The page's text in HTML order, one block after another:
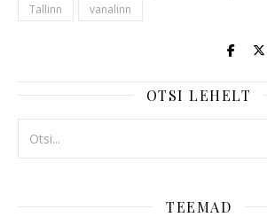
Tallinn
vanalinn
OTSI LEHELT
TEEMAD